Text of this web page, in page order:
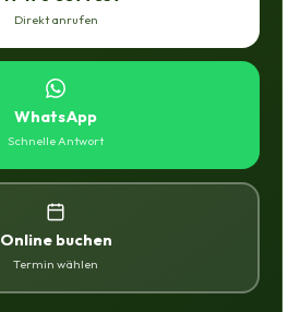
Direkt anrufen
WhatsApp
Schnelle Antwort
Online buchen
Termin wählen